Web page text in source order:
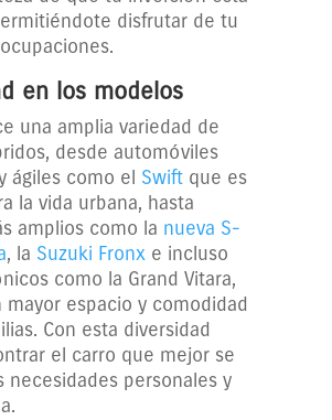
disfrutar de tu
en los modelos
una amplia variedad de
desde automóviles
ágiles como el Swiftque es
la vida urbana, hasta
amplios como la nueva S-
, la Suzuki Fronxe incluso
como la Grand Vitara,
espacio y comodidad
Con esta diversidad
el carro que mejor se
necesidades personales y